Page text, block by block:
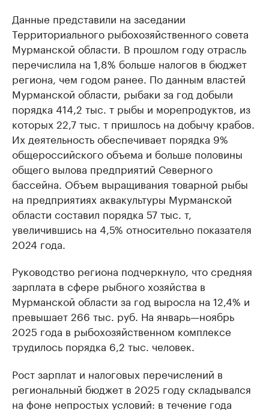
Данные представили на заседании
Территориального рыбохозяйственного совета
Мурманской области. В прошлом году отрасль
перечислила на 1,8% больше налогов в бюджет
региона, чем годом ранее. По данным властей
Мурманской области, рыбаки за год добыли
порядка 414,2 тыс. т рыбы и морепродуктов, из
которых 22,7 тыс. т пришлось на добычу крабов.
Их деятельность обеспечивает порядка 9%
общероссийского объема и больше половины
общего вылова предприятий Северного
бассейна. Объем выращивания товарной рыбы
на предприятиях аквакультуры Мурманской
области составил порядка 57 тыс. т,
увеличившись на 4,5% относительно показателя
2024 года.
Руководство региона подчеркнуло, что средняя
зарплата в сфере рыбного хозяйства в
Мурманской области за год выросла на 12,4% и
превышает 266 тыс. руб. На январь—ноябрь
2025 года в рыбохозяйственном комплексе
трудилось порядка 6,2 тыс. человек.
Рост зарплат и налоговых перечислений в
региональный бюджет в 2025 году складывался
на фоне непростых условий: в течение года